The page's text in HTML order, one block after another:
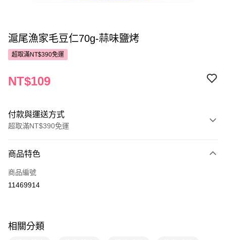
滬尾漁家毛豆仁70g-蒜味鹽烤
超取滿NT$390免運
NT$109
付款與運送方式
超取滿NT$390免運
POYA支付
信用卡一次付款
商品特色
商品編號
11469914
相關分類